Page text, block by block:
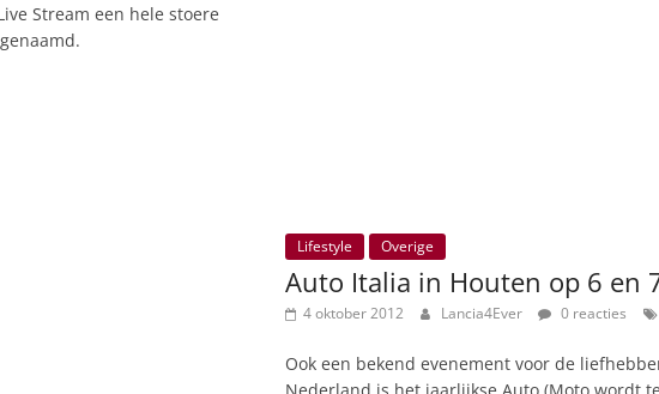
Stream een hele stoere
Lifestyle Overige
Auto Italia in Houten op 6 en
4 oktober 2012 Lancia4Ever 0 reacties
Ook een bekend evenement voor de